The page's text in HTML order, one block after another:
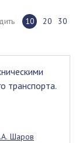
10 20 30
транспорта.
Шаров